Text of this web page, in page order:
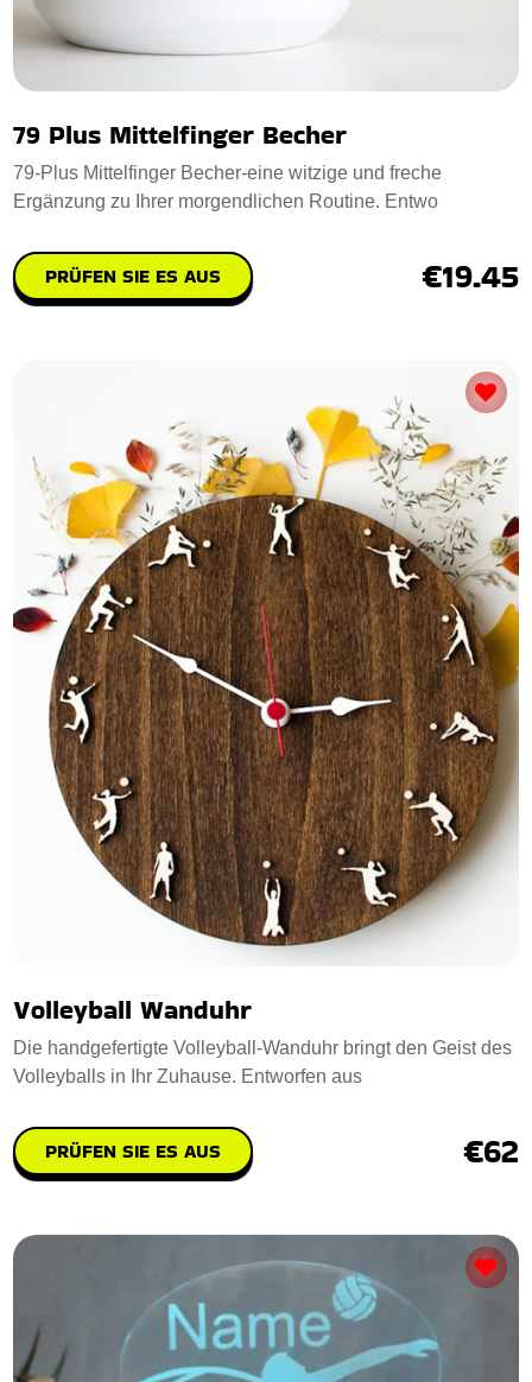
79 Plus Mittelfinger Becher
79-Plus Mittelfinger Becher-eine witzige und freche
Ergänzung zu Ihrer morgendlichen Routine. Entwo
PRÜFEN SIE ES AUS €19.45
Volleyball Wanduhr
Die handgefertigte Volleyball-Wanduhr bringt den Geist des
Volleyballs in Ihr Zuhause. Entworfen aus
PRÜFEN SIE ES AUS €62